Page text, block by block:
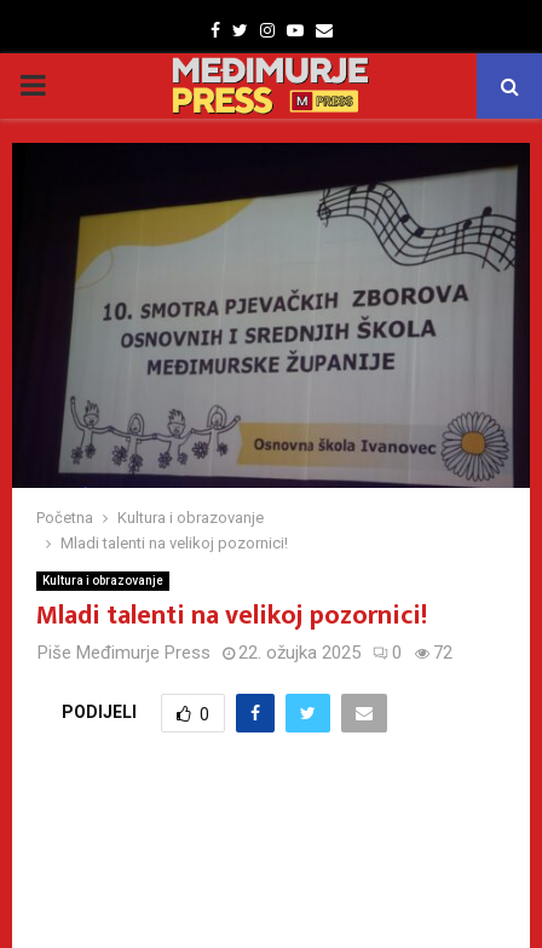
Facebook
TwitterInstagram
Youtube
Email
PRIMARY
MENU
Početna
Kultura i obrazovanje
Mladi talenti na velikoj pozornici!
Kultura i obrazovanje
Mladi talenti na velikoj pozornici!
Piše Međimurje Press 22. ožujka 2025 0 72
PODIJELI 0